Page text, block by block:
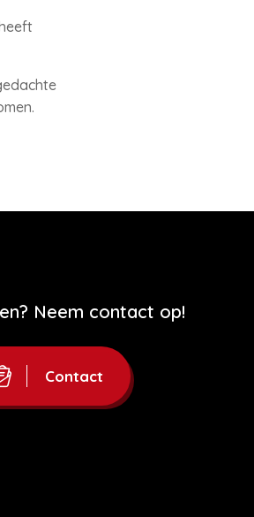
Neem contact op!
Contact